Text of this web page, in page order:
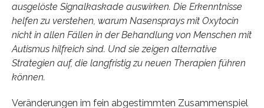
ausgelöste Signalkaskade auswirken. Die Erkenntnisse
helfen zu verstehen, warum Nasensprays mit Oxytocin
nicht in allen Fällen in der Behandlung von Menschen mit
Autismus hilfreich sind. Und sie zeigen alternative
Strategien auf, die langfristig zu neuen Therapien führen
können.
Veränderungen im fein abgestimmten Zusammenspiel